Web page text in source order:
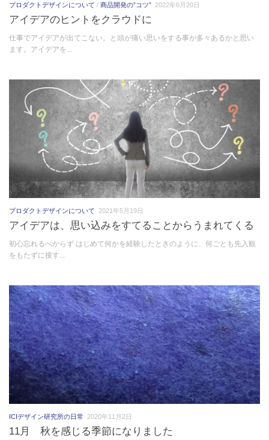
プロダクトデザインについて / 商品開発の”コツ” 2022年6月20日
アイデアのヒントをクラウドに
仕事でアイデアが出てこない。と頭が痛い思いをする事が多々あるかと思い
ます。アイデアを...
プロダクトデザインについて 2021年5月19日
アイデアは、思い込みをすてることからうまれてくる
初心忘れるべからず はじめて何かを経験したときのように、何ごとも先入観
をもたずに接す...
ICIデザイン研究所の日常 2020年11月2日
11月 秋を感じる季節になりました